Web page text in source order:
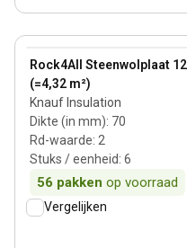
Rock4All Steenwolplaat
(=4,32 m²)
Knauf Insulation
Dikte (in mm): 70
Rd-waarde: 2
Stuks / eenheid: 6
56 pakken op voorraad
View product
Vergelijken